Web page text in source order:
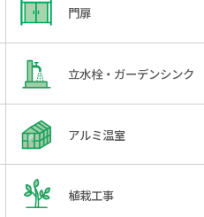
門扉
立水栓・ガーデンシンク
アルミ温室
植栽工事